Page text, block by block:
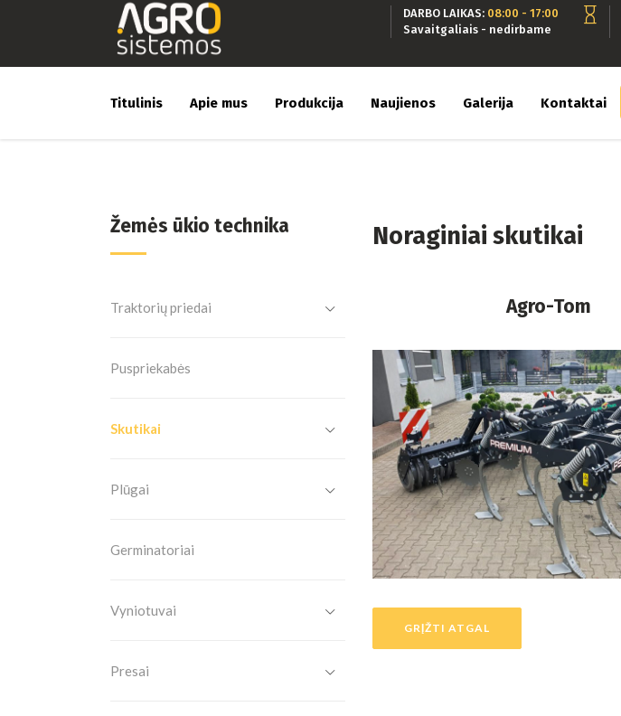
DARBO LAIKAS: 08:00 - 17:00
Savaitgaliais - nedirbame
Titulinis Apie mus Produkcija Naujienos Galerija Kontaktai
Žemės ūkio technika
Traktorių priedai
Puspriekabės
Skutikai
Plūgai
Germinatoriai
Vyniotuvai
Presai
Noraginiai skutikai
Agro-Tom
GRĮŽTI ATGAL